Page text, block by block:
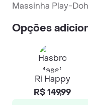
Massinha Play-
Opções
Ri Happy
R$ 149,99